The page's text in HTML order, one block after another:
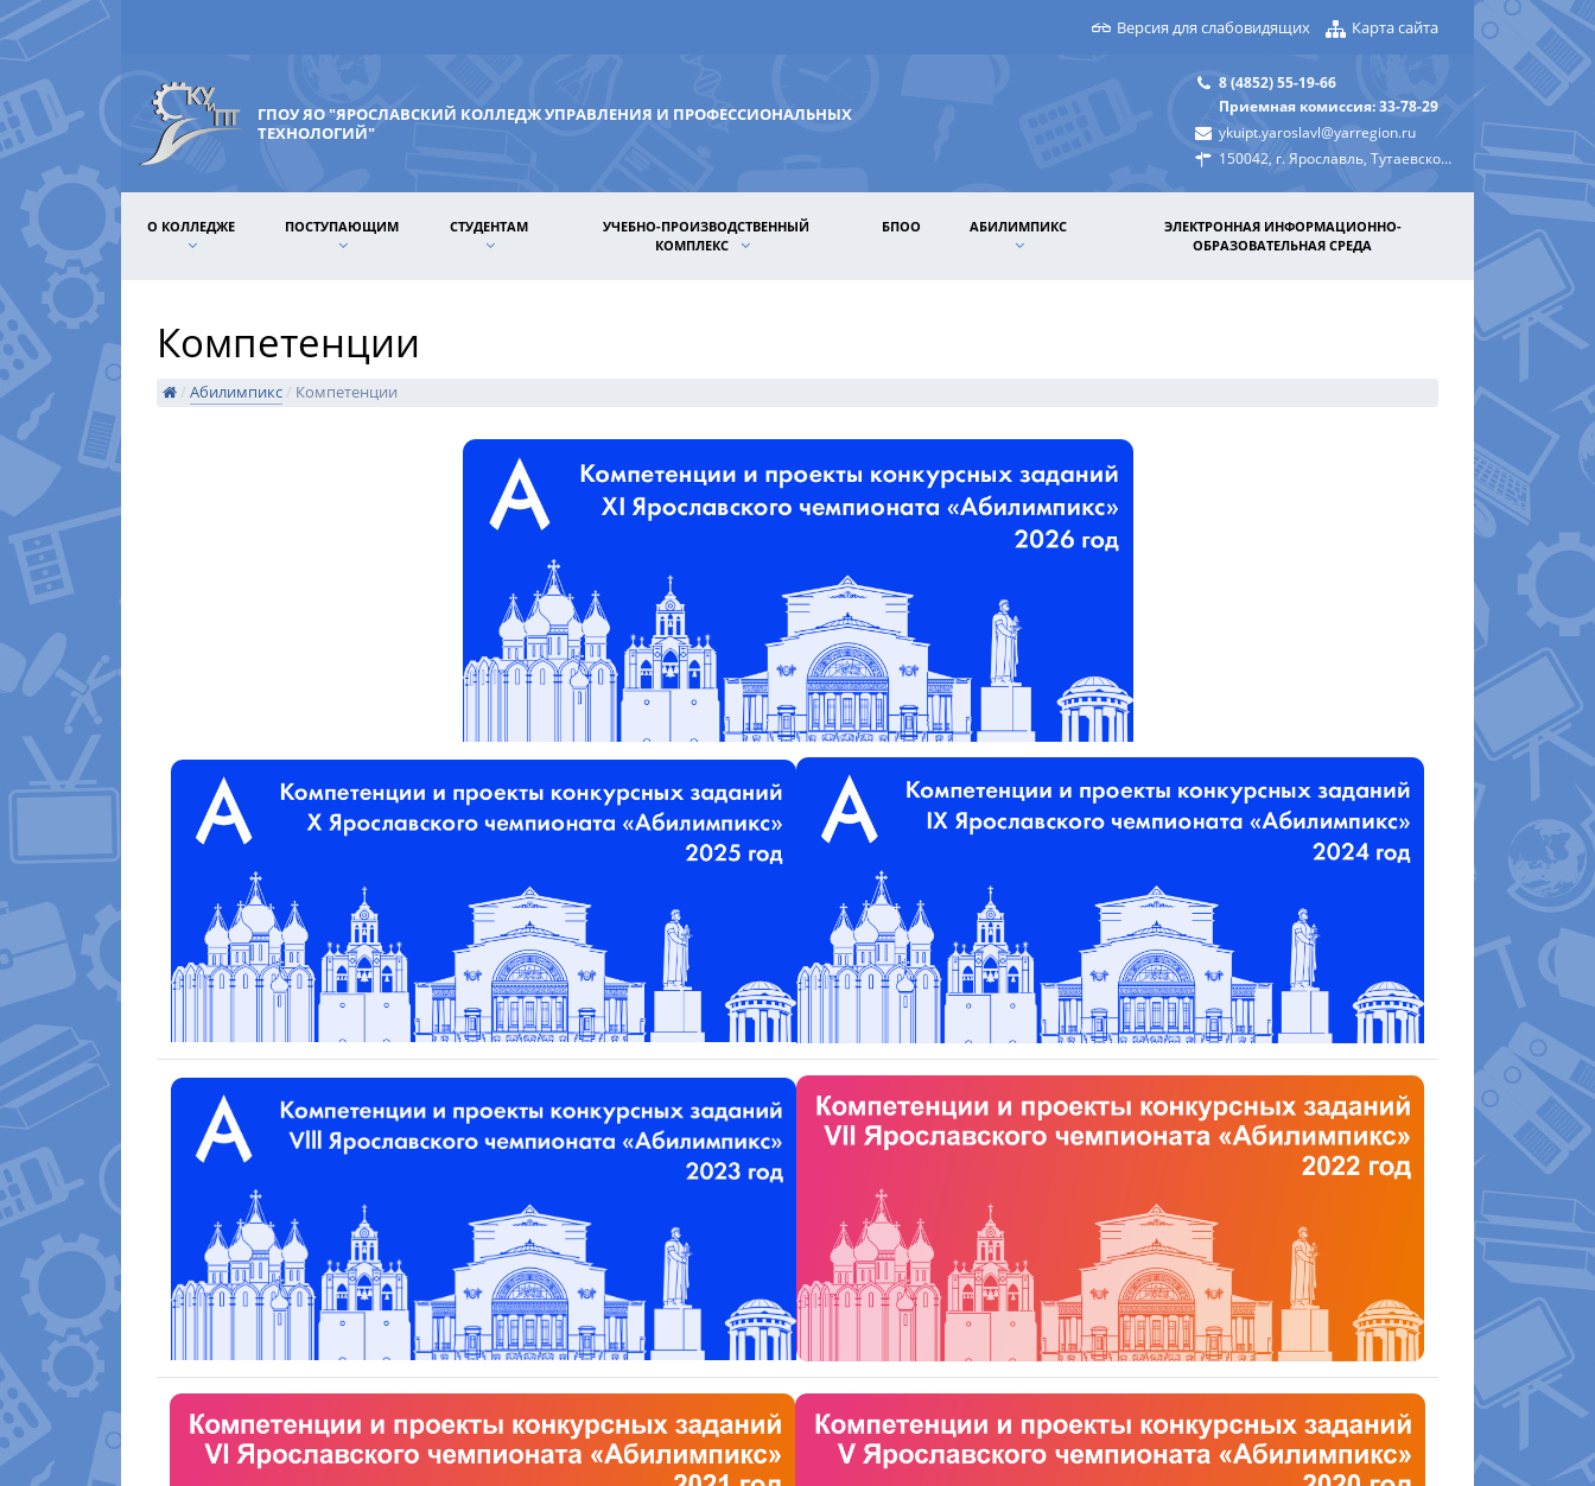
Версия для слабовидящих Карта сайта
ГПОУ ЯО "ЯРОСЛАВСКИЙ КОЛЛЕДЖ УПРАВЛЕНИЯ И ПРОФЕССИОНАЛЬНЫХ
ТЕХНОЛОГИЙ"
8 (4852) 55-19-66
Приемная комиссия: 33-78-29
ykuipt.yaroslavl@yarregion.ru
150042, г. Ярославль, Тутаевское шоссе, д. 31а
О КОЛЛЕДЖЕ ПОСТУПАЮЩИМ СТУДЕНТАМ
УЧЕБНО-ПРОИЗВОДСТВЕННЫЙ
КОМПЛЕКС
БПОО АБИЛИМПИКС
ЭЛЕКТРОННАЯ ИНФОРМАЦИОННО-
ОБРАЗОВАТЕЛЬНАЯ СРЕДА
Компетенции
/ Абилимпикс / Компетенции